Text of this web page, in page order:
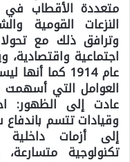
متعددة الأقطاب في
النزعات القومية
وترافق ذلك مع
اجتماعية
عام 1914 كما
العوامل التي أسهمت
عادت إلى الظهور:
وقيادات تتسم
إلى أزمات داخلية
تكنولوجية